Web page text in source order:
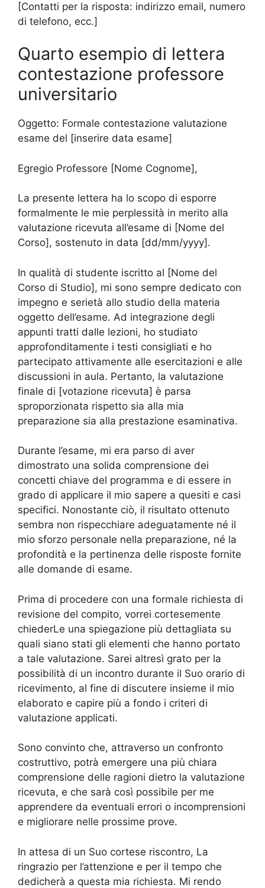
[Contatti per la risposta: indirizzo email, numero
di telefono, ecc.]
Quarto esempio di lettera
contestazione professore
universitario
Oggetto: Formale contestazione valutazione
esame del [inserire data esame]
Egregio Professore [Nome Cognome],
La presente lettera ha lo scopo di esporre
formalmente le mie perplessità in merito alla
valutazione ricevuta all’esame di [Nome del
Corso], sostenuto in data [dd/mm/yyyy].
In qualità di studente iscritto al [Nome del
Corso di Studio], mi sono sempre dedicato con
impegno e serietà allo studio della materia
oggetto dell’esame. Ad integrazione degli
appunti tratti dalle lezioni, ho studiato
approfonditamente i testi consigliati e ho
partecipato attivamente alle esercitazioni e alle
discussioni in aula. Pertanto, la valutazione
finale di [votazione ricevuta] è parsa
sproporzionata rispetto sia alla mia
preparazione sia alla prestazione esaminativa.
Durante l’esame, mi era parso di aver
dimostrato una solida comprensione dei
concetti chiave del programma e di essere in
grado di applicare il mio sapere a quesiti e casi
specifici. Nonostante ciò, il risultato ottenuto
sembra non rispecchiare adeguatamente né il
mio sforzo personale nella preparazione, né la
profondità e la pertinenza delle risposte fornite
alle domande di esame.
Prima di procedere con una formale richiesta di
revisione del compito, vorrei cortesemente
chiederLe una spiegazione più dettagliata su
quali siano stati gli elementi che hanno portato
a tale valutazione. Sarei altresì grato per la
possibilità di un incontro durante il Suo orario di
ricevimento, al fine di discutere insieme il mio
elaborato e capire più a fondo i criteri di
valutazione applicati.
Sono convinto che, attraverso un confronto
costruttivo, potrà emergere una più chiara
comprensione delle ragioni dietro la valutazione
ricevuta, e che sarà così possibile per me
apprendere da eventuali errori o incomprensioni
e migliorare nelle prossime prove.
In attesa di un Suo cortese riscontro, La
ringrazio per l’attenzione e per il tempo che
dedicherà a questa mia richiesta. Mi rendo